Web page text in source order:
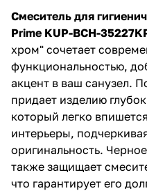
Смеситель для
Prime KUP-BCH-
хром" сочетает
функциональностью,
акцент в ваш санузел.
придает изделию
который легко
интерьеры,
оригинальность.
также защищает
что гарантирует его